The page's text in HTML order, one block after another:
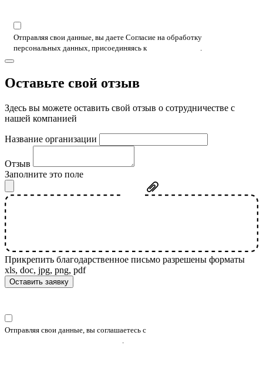
Отправляя свои данные, вы даете Согласие на обработку
персональных данных, присоединяясь к
.
Оставьте свой отзыв
Здесь вы можете оставить свой отзыв о сотрудничестве с
нашей компанией
Название организации
Отзыв
Заполните это поле
Прикрепить благодарственное письмо разрешены форматы
xls, doc, jpg, png, pdf
Оставить заявку
Отправляя свои данные, вы соглашаетесь с
.